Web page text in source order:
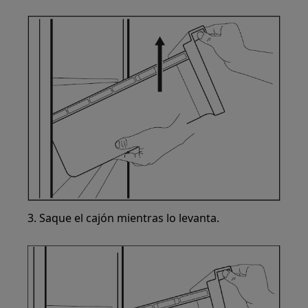
3. Saque el cajón mientras lo levanta.